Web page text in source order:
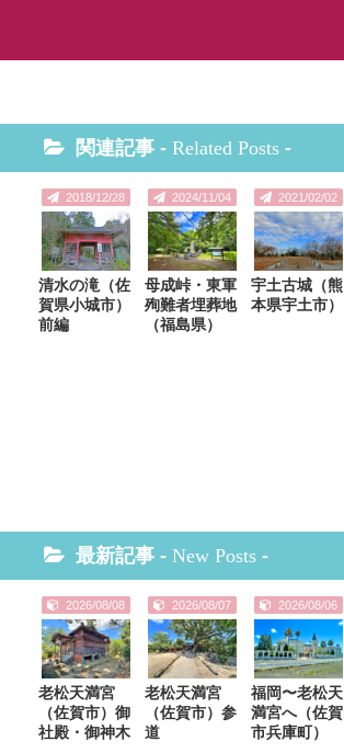
関連記事 - Related Posts -
2018/12/28
清水の滝（佐
賀県小城市）
前編
2024/11/04
母成峠・東軍
殉難者埋葬地
（福島県）
2021/02/02
宇土古城（熊
本県宇土市）
最新記事 - New Posts -
2026/08/08
老松天満宮
（佐賀市）御
社殿・御神木
2026/08/07
老松天満宮
（佐賀市）参
道
2026/08/06
福岡〜老松天
満宮へ（佐賀
市兵庫町）